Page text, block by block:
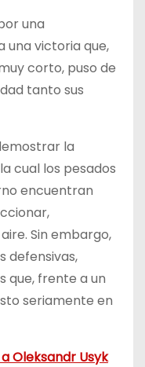
una
una victoria que,
corto, puso de
tanto sus
la
cual los pesados
encuentran
Sin embargo,
defensivas,
que, frente a un
seriamente en
Oleksandr Usyk